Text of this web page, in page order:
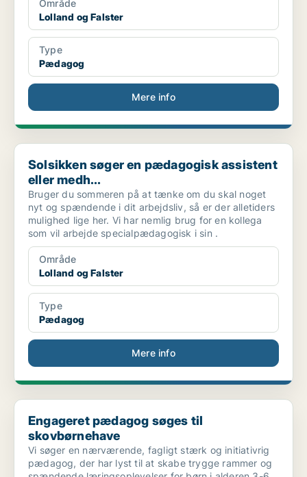
Område
Lolland og Falster
Type
Pædagog
Mere info
Solsikken søger en pædagogisk assistent eller medh...
Solsikken søger en pædagogisk assistent
eller medh...
Bruger du sommeren på at tænke om du skal noget
nyt og spændende i dit arbejdsliv, så er der alletiders
mulighed lige her. Vi har nemlig brug for en kollega
som vil arbejde specialpædagogisk i sin .
Område
Lolland og Falster
Type
Pædagog
Mere info
Engageret pædagog søges til skovbørnehave
Engageret pædagog søges til
skovbørnehave
Vi søger en nærværende, fagligt stærk og initiativrig
pædagog, der har lyst til at skabe trygge rammer og